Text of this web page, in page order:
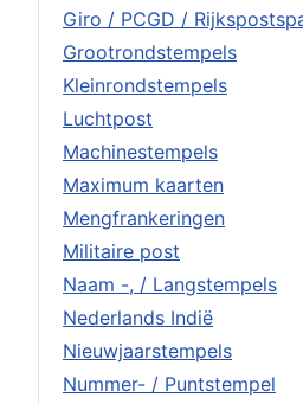
Giro / PCGD /
Grootrondstempels
Kleinrondstempels
Luchtpost
Machinestempels
Maximum kaarten
Mengfrankeringen
Militaire post
Naam -, / Langstempels
Nederlands Indië
Nieuwjaarstempels
Nummer- / Puntstempel